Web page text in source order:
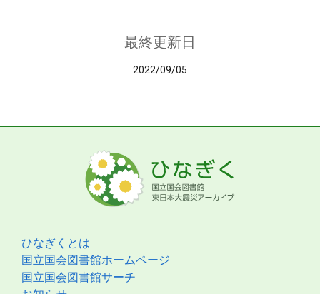
最終更新日
2022/09/05
ひなぎくとは
国立国会図書館ホームページ
国立国会図書館サーチ